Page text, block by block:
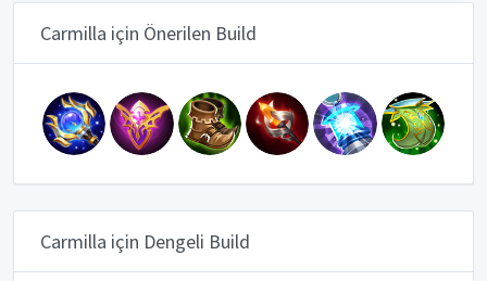
Carmilla için Önerilen Build
Carmilla için Dengeli Build